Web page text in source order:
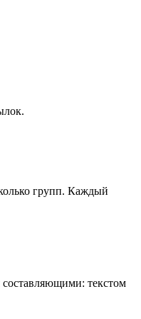
групп. Каждый
составляющими: текстом